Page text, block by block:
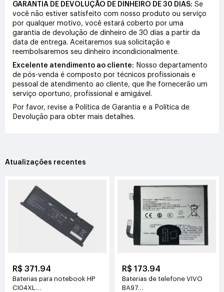
GARANTIA DE DEVOLUÇÃO DE DINHEIRO DE 30 DIAS: Se
você não estiver satisfeito com nosso produto ou serviço
por qualquer motivo, você estará coberto por uma
garantia de devolução de dinheiro de 30 dias a partir da
data de entrega. Aceitaremos sua solicitação e
reembolsaremos seu dinheiro incondicionalmente.
Excelente atendimento ao cliente: Nosso departamento
de pós-venda é composto por técnicos profissionais e
pessoal de atendimento ao cliente, que lhe fornecerão um
serviço oportuno, profissional e amigável.
Por favor, revise a Política de Garantia e a Política de
Devolução para obter mais detalhes.
Atualizações recentes
R$ 371.94
Baterias para notebook HP
CI04XL
R$ 173.94
Baterias de telefone VIVO
BA97